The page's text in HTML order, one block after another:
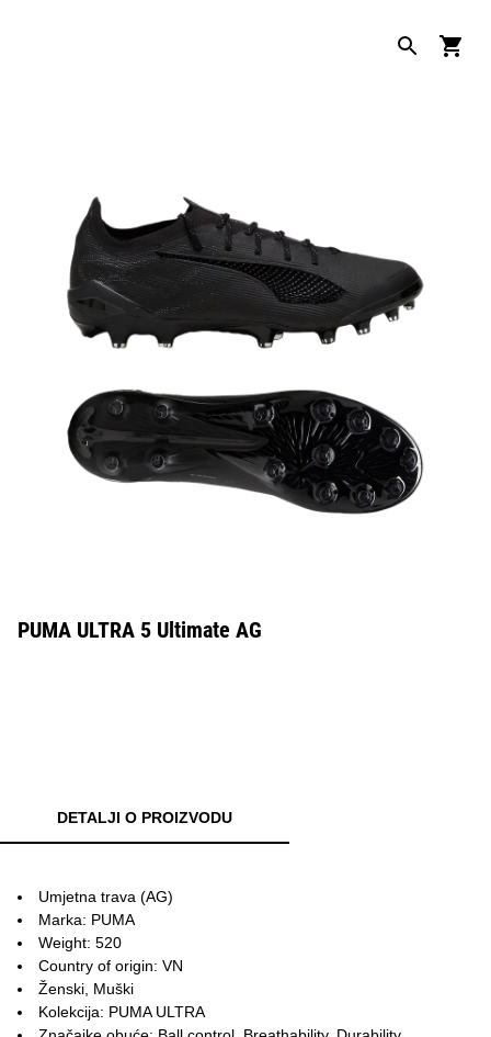
PUMA ULTRA 5 Ultimate AG
DETALJI O PROIZVODU
Umjetna trava (AG)
Marka: PUMA
Weight: 520
Country of origin: VN
Ženski, Muški
Kolekcija: PUMA ULTRA